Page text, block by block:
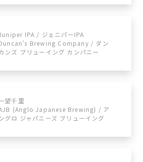
IPA / ジェニパーIPA
Brewing Company / ダン
ンズ ブリューイング カンパニー
望千里
(Anglo Japanese Brewing) / ア
ングロ ジャパニーズ ブリューイング